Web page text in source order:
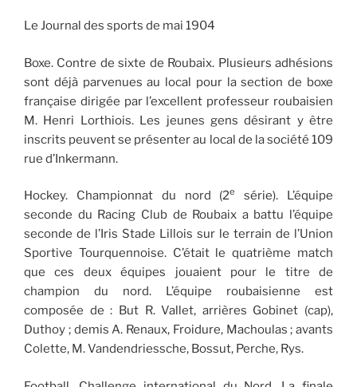
Le Journal des sports de mai 1904
Boxe. Contre de sixte de Roubaix. Plusieurs adhésions
sont déjà parvenues au local pour la section de boxe
française dirigée par l’excellent professeur roubaisien
M. Henri Lorthiois. Les jeunes gens désirant y être
inscrits peuvent se présenter au local de la société 109
rue d’Inkermann.
Hockey. Championnat du nord (2e
série). L’équipe
seconde du Racing Club de Roubaix a battu l’équipe
seconde de l’Iris Stade Lillois sur le terrain de l’Union
Sportive Tourquennoise. C’était le quatrième match
que ces deux équipes jouaient pour le titre de
champion du nord. L’équipe roubaisienne est
composée de : But R. Vallet, arrières Gobinet (cap),
Duthoy ; demis A. Renaux, Froidure, Machoulas ; avants
Colette, M. Vandendriessche, Bossut, Perche, Rys.